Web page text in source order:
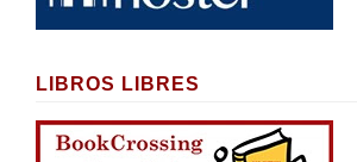
LIBROS LIBRES